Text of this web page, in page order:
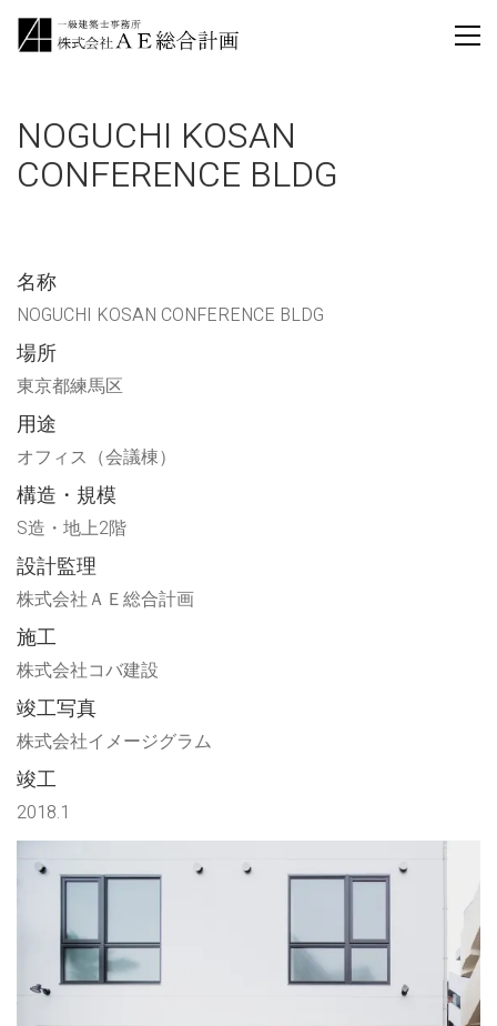
NOGUCHI KOSAN
CONFERENCE BLDG
名称
NOGUCHI KOSAN CONFERENCE BLDG
場所
東京都練馬区
用途
オフィス（会議棟）
構造・規模
S造・地上2階
設計監理
株式会社ＡＥ総合計画
施工
株式会社コバ建設
竣工写真
株式会社イメージグラム
竣工
2018.1